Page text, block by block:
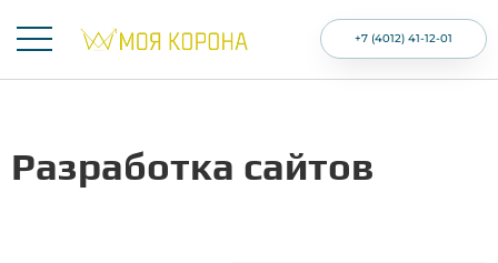
+7 (4012) 41-12-01
Разработка сайтов